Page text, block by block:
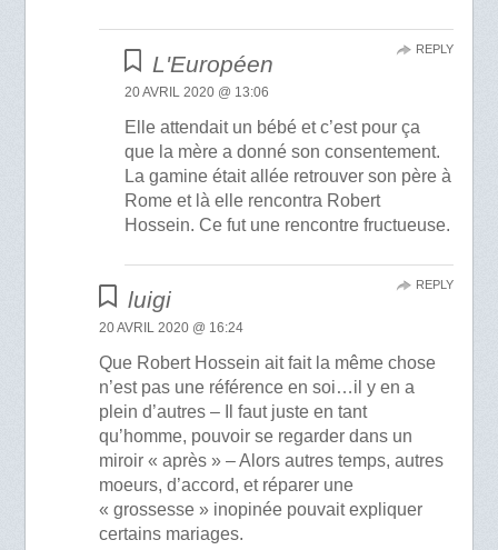
L'Européen
20 AVRIL 2020 @ 13:06
Elle attendait un bébé et c’est pour ça
que la mère a donné son consentement.
La gamine était allée retrouver son père à
Rome et là elle rencontra Robert
Hossein. Ce fut une rencontre fructueuse.
REPLY
luigi
20 AVRIL 2020 @ 16:24
Que Robert Hossein ait fait la même chose
n’est pas une référence en soi…il y en a
plein d’autres – Il faut juste en tant
qu’homme, pouvoir se regarder dans un
miroir « après » – Alors autres temps, autres
moeurs, d’accord, et réparer une
« grossesse » inopinée pouvait expliquer
certains mariages.
REPLY